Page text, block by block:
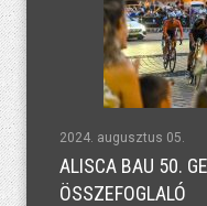
2024. augusztus 05.
ALISCA BAU 50.
ÖSSZEFOGLALÓ